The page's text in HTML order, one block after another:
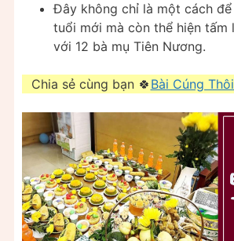
Đây không chỉ là một cách
tuổi mới mà còn thể hiện tấm
với 12 bà mụ Tiên Nương.
Chia sẻ cùng bạn 🍀 Bài Cúng